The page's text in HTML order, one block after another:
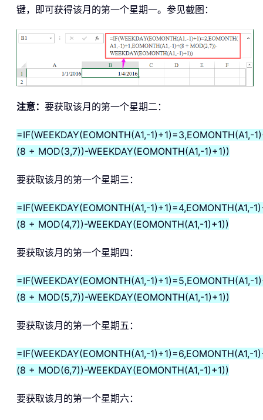
键，即可获得该月的第一个星期一。参见截图：
注意： 要获取该月的第一个星期二：
=IF(WEEKDAY(EOMONTH(A1,-1)+1)=3,EOMONTH(A1,-
(8 + MOD(3,7))-WEEKDAY(EOMONTH(A1,-1)+1))
要获取该月的第一个星期三：
=IF(WEEKDAY(EOMONTH(A1,-1)+1)=4,EOMONTH(A1,-
(8 + MOD(4,7))-WEEKDAY(EOMONTH(A1,-1)+1))
要获取该月的第一个星期四：
=IF(WEEKDAY(EOMONTH(A1,-1)+1)=5,EOMONTH(A1,-
(8 + MOD(5,7))-WEEKDAY(EOMONTH(A1,-1)+1))
要获取该月的第一个星期五：
=IF(WEEKDAY(EOMONTH(A1,-1)+1)=6,EOMONTH(A1,-
(8 + MOD(6,7))-WEEKDAY(EOMONTH(A1,-1)+1))
要获取该月的第一个星期六：